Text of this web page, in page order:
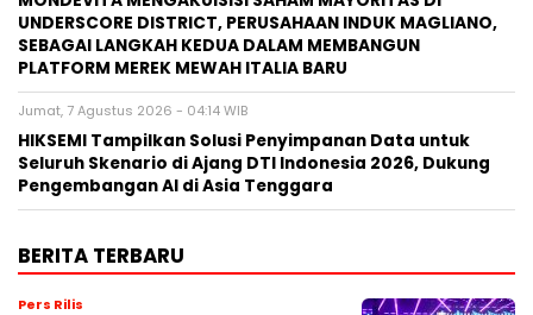
UNDERSCORE DISTRICT, PERUSAHAAN INDUK MAGLIANO,
SEBAGAI LANGKAH KEDUA DALAM MEMBANGUN
PLATFORM MEREK MEWAH ITALIA BARU
Jumat, 7 Agustus 2026 - 04:14 WIB
HIKSEMI Tampilkan Solusi Penyimpanan Data untuk
Seluruh Skenario di Ajang DTI Indonesia 2026, Dukung
Pengembangan AI di Asia Tenggara
BERITA TERBARU
Pers Rilis